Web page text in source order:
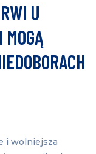
U
i wolniejsza